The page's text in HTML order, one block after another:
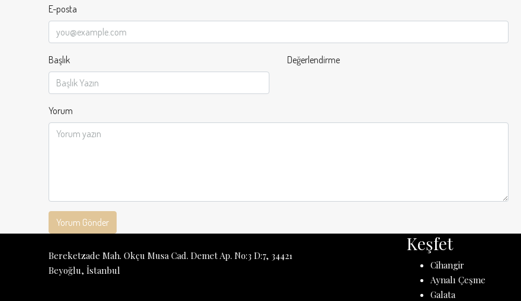
E-posta
Başlık Değerlendirme
Yorum
Yorum Gönder
Bereketzade Mah. Okçu Musa Cad. Demet Ap. No:3 D:7, 34421
Beyoğlu, İstanbul
Keşfet
Cihangir
Aynalı Çeşme
Galata